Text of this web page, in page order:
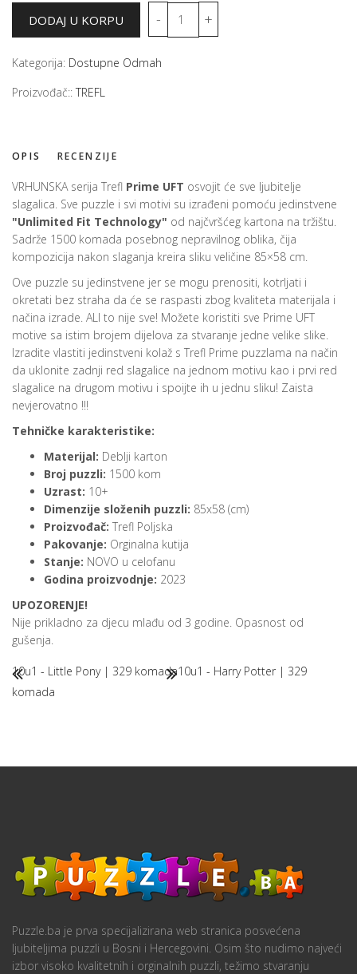
Kategorija: Dostupne Odmah
Proizvođač:: TREFL
OPIS RECENZIJE
VRHUNSKA serija Trefl Prime UFT osvojit će sve ljubitelje
slagalica. Sve puzzle i svi motivi su izrađeni pomoću jedinstvene
"Unlimited Fit Technology" od najčvršćeg kartona na tržištu.
Sadrže 1500 komada posebnog nepravilnog oblika, čija
kompozicija nakon slaganja kreira sliku veličine 85×58 cm.
Ove puzzle su jedinstvene jer se mogu prenositi, kotrljati i
okretati bez straha da će se raspasti zbog kvaliteta materijala i
načina izrade. ALI to nije sve! Možete koristiti sve Prime UFT
motive sa istim brojem dijelova za stvaranje jedne velike slike.
Izradite vlastiti jedinstveni kolaž s Trefl Prime puzzlama na način
da uklonite zadnji red slagalice na jednom motivu kao i prvi red
slagalice na drugom motivu i spoijte ih u jednu sliku! Zaista
nevjerovatno !!!
Tehničke karakteristike:
Materijal: Deblji karton
Broj puzzli: 1500 kom
Uzrast: 10+
Dimenzije složenih puzzli: 85x58 (cm)
Proizvođač: Trefl Poljska
Pakovanje: Orginalna kutija
Stanje: NOVO u celofanu
Godina proizvodnje: 2023
UPOZORENJE!
Nije prikladno za djecu mlađu od 3 godine. Opasnost od
gušenja.
10u1 - Little Pony | 329 komada10u1 - Harry Potter | 329
komada
Puzzle.ba je prva specijalizirana web stranica posvećena
ljubiteljima puzzli u Bosni i Hercegovini. Osim što nudimo najveći
izbor visoko kvalitetnih i orginalnih puzzli, težimo stvaranju